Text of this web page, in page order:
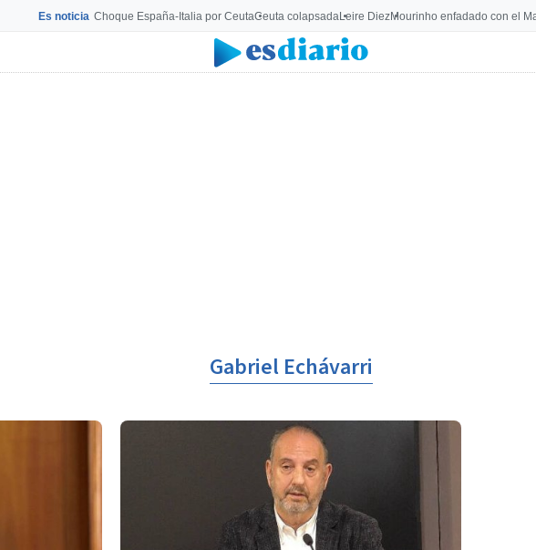
Es noticia Choque España-Italia por CeutaCeuta colapsadaLeire DiezMourinho enfadado con el
Gabriel Echávarri